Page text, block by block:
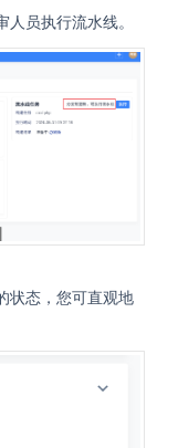
员执行流水线。
状态，您可直观地